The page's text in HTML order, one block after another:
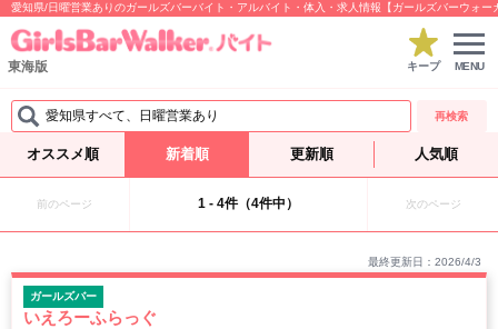
愛知県/日曜営業ありのガールズバーバイト・アルバイト・体入・求人情報【ガールズバーウォー
東海版 キープ MENU
愛知県すべて、日曜営業あり 再検索
オススメ順 新着順 更新順 人気順
前のページ 1 - 4件（4件中） 次のページ
最終更新日：2026/4/3
ガールズバー
いえろーふらっぐ